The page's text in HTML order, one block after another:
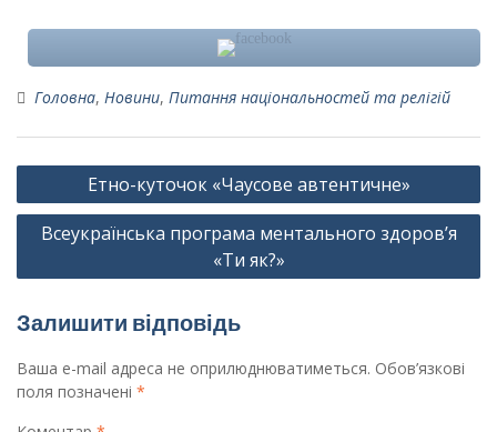
Головна, Новини, Питання національностей та релігій
Навігація
записів
Етно-куточок «Чаусове автентичне»
Всеукраїнська програма ментального здоров’я
«Ти як?»
Залишити відповідь
Ваша e-mail адреса не оприлюднюватиметься. Обов’язкові
поля позначені *